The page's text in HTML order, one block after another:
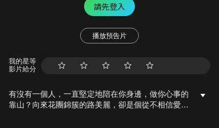
請先登入
播放預告片
我的星等
影片給分
有沒有一個人，一直堅定地陪在你身邊，做你心事的
靠山？向來花團錦簇的路美麗，卻是個從不相信愛情